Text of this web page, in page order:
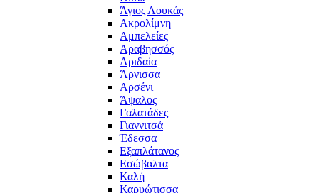
Άγιος Λουκάς
Ακρολίμνη
Αμπελείες
Αραβησσός
Αριδαία
Άρνισσα
Αρσένι
Άψαλος
Γαλατάδες
Γιαννιτσά
Έδεσσα
Εξαπλάτανος
Εσώβαλτα
Καλή
Καρυώτισσα